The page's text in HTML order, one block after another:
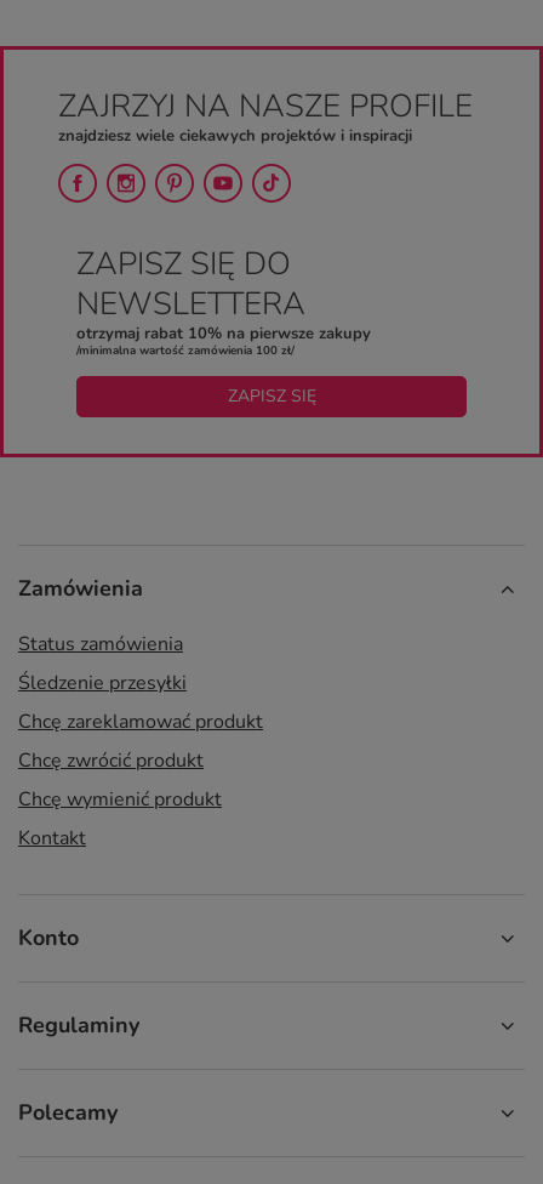
ZAJRZYJ NA NASZE PROFILE
znajdziesz wiele ciekawych projektów i inspiracji
ZAPISZ SIĘ DO
NEWSLETTERA
otrzymaj rabat 10% na pierwsze zakupy
/minimalna wartość zamówienia 100 zł/
ZAPISZ SIĘ
Zamówienia
Status zamówienia
Śledzenie przesyłki
Chcę zareklamować produkt
Chcę zwrócić produkt
Chcę wymienić produkt
Kontakt
Konto
Regulaminy
Polecamy